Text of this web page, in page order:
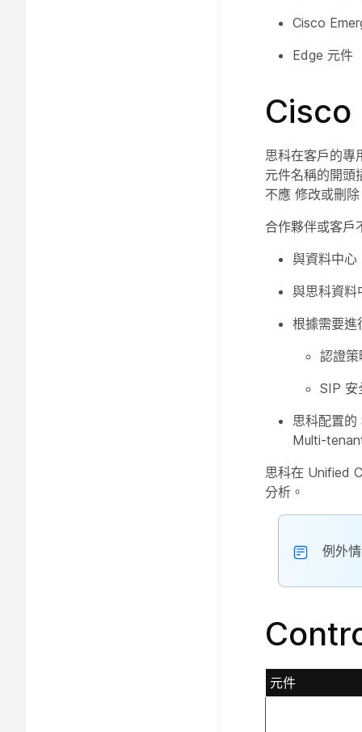
Cisco
Edge 元件
Cisco
思科在客戶的專
元件名稱的開
不應 修改或刪除
合作夥伴或客戶
與資料中心
與思科資料
根據需要進
認證
SIP 安
思科配置
Multi-
思科在 Unified
分析。
例外
元件